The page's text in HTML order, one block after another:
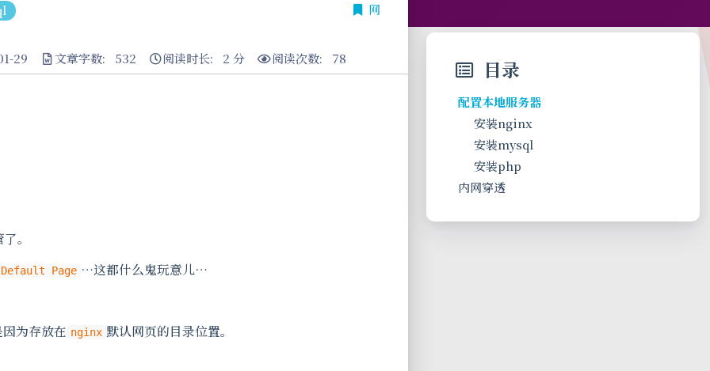
网
29 文章字数: 532 阅读时长: 2 分 阅读次数: 78
。
Default Page …这都什么鬼玩意儿…
为存放在 nginx 默认网页的目录位置。
目录
配置本地服务器
安装nginx
安装mysql
安装php
内网穿透